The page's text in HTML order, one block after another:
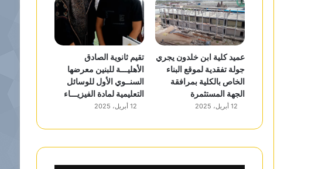
عميد كلية ابن خلدون يجري
جولة تفقدية لموقع البناء
الخاص بالكلية بمرافقة
الجهة المستثمرة
12 أبريل، 2025
تقيم ثانوية الصادق
الأهليـــة للبنين معرضها
السنــوي الأول للوسائل
التعليمية لمادة الفيزيـــاء
12 أبريل، 2025